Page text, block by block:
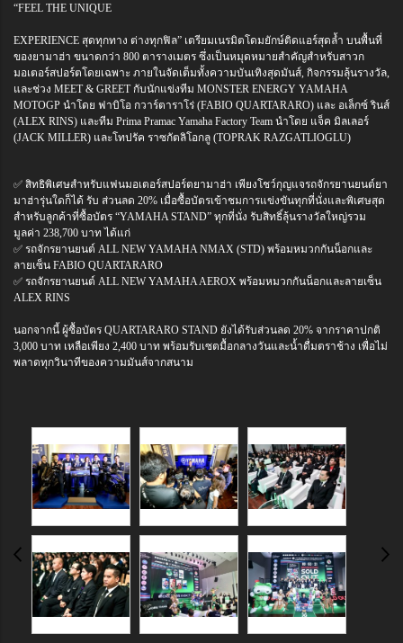
“FEEL THE UNIQUE
EXPERIENCE สุดทุกทาง ต่างทุกฟิล” เตรียมเนรมิตโดมยักษ์ติดแอร์สุดล้ำ บนพื้นที่
ของยามาฮ่า ขนาดกว่า 800 ตารางเมตร ซึ่งเป็นหมุดหมายสำคัญสำหรับสาวก
มอเตอร์สปอร์ตโดยเฉพาะ ภายในจัดเต็มทั้งความบันเทิงสุดมันส์, กิจกรรมลุ้นรางวัล,
และช่วง MEET & GREET กับนักแข่งทีม MONSTER ENERGY YAMAHA
MOTOGP นำโดย ฟาบิโอ กวาร์ตาราโร่ (FABIO QUARTARARO) และ อเล็กซ์ รินส์
(ALEX RINS) และทีม Prima Pramac Yamaha Factory Team นำโดย แจ็ค มิลเลอร์
(JACK MILLER) และโทปรัค ราซกัตลิโอกลู (TOPRAK RAZGATLIOGLU)
✅ สิทธิพิเศษสำหรับแฟนมอเตอร์สปอร์ตยามาฮ่า เพียงโชว์กุญแจรถจักรยานยนต์ยา
มาฮ่ารุ่นใดก็ได้ รับ ส่วนลด 20% เมื่อซื้อบัตรเข้าชมการแข่งขันทุกที่นั่งและพิเศษสุด
สำหรับลูกค้าที่ซื้อบัตร “YAMAHA STAND” ทุกที่นั่ง รับสิทธิ์ลุ้นรางวัลใหญ่รวม
มูลค่า 238,700 บาท ได้แก่
✅ รถจักรยานยนต์ ALL NEW YAMAHA NMAX (STD) พร้อมหมวกกันน็อกและ
ลายเซ็น FABIO QUARTARARO
✅ รถจักรยานยนต์ ALL NEW YAMAHA AEROX พร้อมหมวกกันน็อกและลายเซ็น
ALEX RINS
นอกจากนี้ ผู้ซื้อบัตร QUARTARARO STAND ยังได้รับส่วนลด 20% จากราคาปกติ
3,000 บาท เหลือเพียง 2,400 บาท พร้อมรับเซตมื้อกลางวันและน้ำดื่มตราช้าง เพื่อไม่
พลาดทุกวินาทีของความมันส์จากสนาม